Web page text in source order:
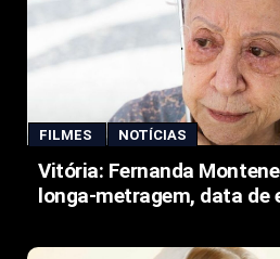
FILMES NOTÍCIAS
Vitória: Fernanda
longa-metragem, data de